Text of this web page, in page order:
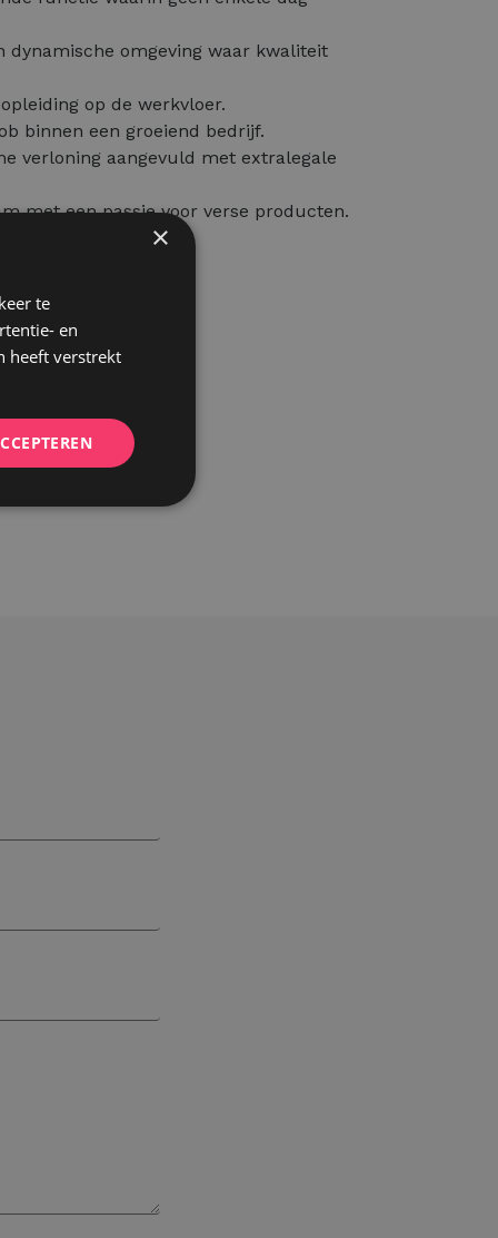
dynamische omgeving waar kwaliteit
op de werkvloer.
binnen een groeiend bedrijf.
verloning aangevuld met extralegale
met een passie voor verse producten.
×
te
en
heeft verstrekt